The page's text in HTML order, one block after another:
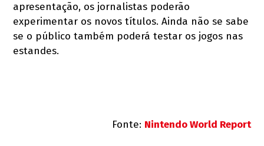
apresentação, os jornalistas poderão
experimentar os novos títulos. Ainda não se sabe
se o público também poderá testar os jogos nas
estandes.
Fonte: Nintendo World Report